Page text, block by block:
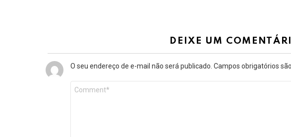
DEIXE UM
O seu endereço de e-mail não será publicado. Campos obrigatórios